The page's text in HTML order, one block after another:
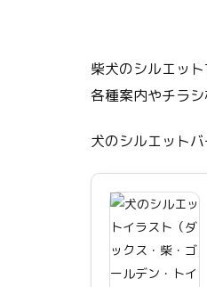
柴犬のシルエット
各種案内やチラ
犬のシルエット